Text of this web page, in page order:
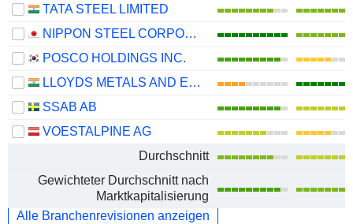
TATA STEEL LIMITED
NIPPON STEEL CORPORATION
POSCO HOLDINGS INC.
LLOYDS METALS AND ENERGY LIMITED
SSAB AB
VOESTALPINE AG
Durchschnitt
Gewichteter Durchschnitt nach
Marktkapitalisierung
Alle Branchenrevisionen anzeigen